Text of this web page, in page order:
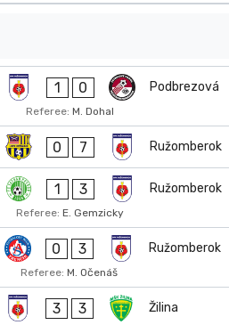
1 0 Podbrezová
Referee:M. Dohal
0 7 Ružomberok
1 3 Ružomberok
Referee:E. Gemzicky
0 3 Ružomberok
Referee:M. Očenáš
3 3 Žilina